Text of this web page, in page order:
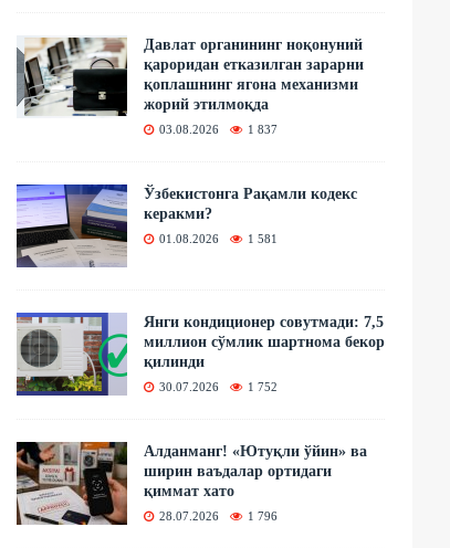
Давлат органининг ноқонуний
қароридан етказилган зарарни
қоплашнинг ягона механизми
жорий этилмоқда
03.08.2026 1 837
Ўзбекистонга Рақамли кодекс
керакми?
01.08.2026 1 581
Янги кондиционер совутмади: 7,5
миллион сўмлик шартнома бекор
қилинди
30.07.2026 1 752
Алданманг! «Ютуқли ўйин» ва
ширин ваъдалар ортидаги
қиммат хато
28.07.2026 1 796